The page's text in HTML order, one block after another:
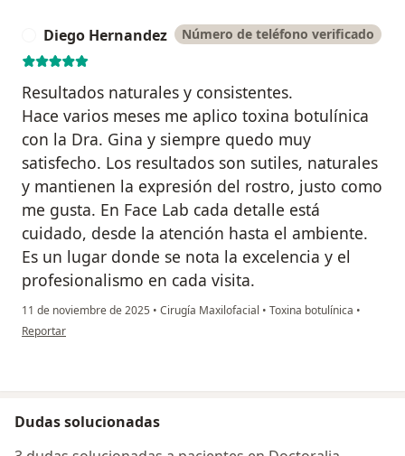
Diego Hernandez Número de teléfono verificado
Resultados naturales y consistentes.
Hace varios meses me aplico toxina botulínica
con la Dra. Gina y siempre quedo muy
satisfecho. Los resultados son sutiles, naturales
y mantienen la expresión del rostro, justo como
me gusta. En Face Lab cada detalle está
cuidado, desde la atención hasta el ambiente.
Es un lugar donde se nota la excelencia y el
profesionalismo en cada visita.
11 de noviembre de 2025 • Cirugía Maxilofacial • Toxina botulínica •
en opinión del usuario Diego Hernandez
Reportar
Dudas solucionadas